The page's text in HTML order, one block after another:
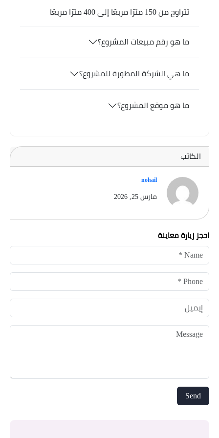
تتراوح من 150 مترًا مربعًا إلى 400 مترًا مربعًا
ما هو رقم مبيعات المشروع؟
ما هي الشركة المطورة للمشروع؟
ما هو موقع المشروع؟
الكاتب
nohail
مارس 25, 2026
احجز زيارة معاينة